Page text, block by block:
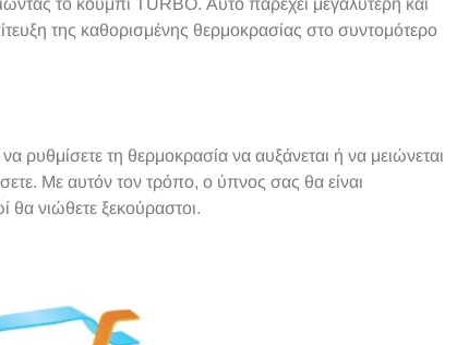
το κουμπί TURBO. Αυτό παρέχει μεγαλύτερη και
της καθορισμένης θερμοκρασίας στο συντομότερο
ρυθμίσετε τη θερμοκρασία να αυξάνεται ή να μειώνεται
Με αυτόν τον τρόπο, ο ύπνος σας θα είναι
θα νιώθετε ξεκούραστοι.